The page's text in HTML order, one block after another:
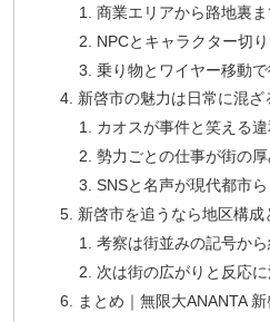
商業エリアから路地裏
NPCとキャラクター切
乗り物とワイヤー移動
新啓市の魅力は日常に混ざ
カオスが事件と笑える
勢力ごとの仕事が街の
SNSと名声が現代都市
新啓市を追うなら地区構成
考察は街並みの記号か
次は街の広がりと反応
まとめ｜無限大ANANTA